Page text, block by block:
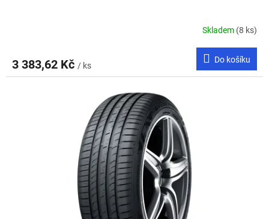
Skladem (8 ks)
3 383,62 Kč / ks
Do košíku